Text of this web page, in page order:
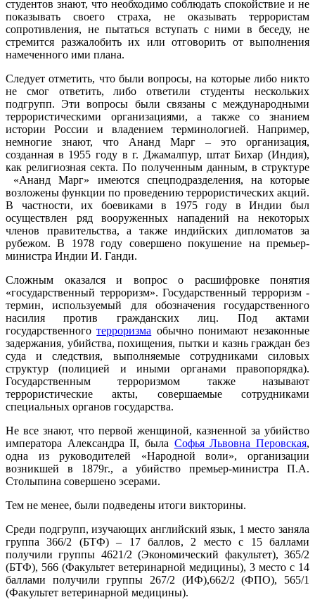
студентов знают, что необходимо соблюдать спокойствие и не
показывать своего страха, не оказывать террористам
сопротивления, не пытаться вступать с ними в беседу, не
стремится разжалобить их или отговорить от выполнения
намеченного ими плана.
Следует отметить, что были вопросы, на которые либо никто
не смог ответить, либо ответили студенты нескольких
подгрупп. Эти вопросы были связаны с международными
террористическими организациями, а также со знанием
истории России и владением терминологией. Например,
немногие знают, что Ананд Марг – это организация,
созданная в 1955 году в г. Джамалпур, штат Бихар (Индия),
как религиозная секта. По полученным данным, в структуре
«Ананд Марг» имеются спецподразделения, на которые
возложены функции по проведению террористических акций.
В частности, их боевиками в 1975 году в Индии был
осуществлен ряд вооруженных нападений на некоторых
членов правительства, а также индийских дипломатов за
рубежом. В 1978 году совершено покушение на премьер-
министра Индии И. Ганди.
Сложным оказался и вопрос о расшифровке понятия
«государственный терроризм». Государственный терроризм -
термин, используемый для обозначения государственного
насилия против гражданских лиц. Под актами
государственноготерроризма обычно понимают незаконные
задержания, убийства, похищения, пытки и казнь граждан без
суда и следствия, выполняемые сотрудниками силовых
структур (полицией и иными органами правопорядка).
Государственным терроризмом также называют
террористические акты, совершаемые сотрудниками
специальных органов государства.
Не все знают, что первой женщиной, казненной за убийство
императора Александра II, была Софья Львовна Перовская,
одна из руководителей «Народной воли», организации
возникшей в 1879г., а убийство премьер-министра П.А.
Столыпина совершено эсерами.
Тем не менее, были подведены итоги викторины.
Среди подгрупп, изучающих английский язык, 1 место заняла
группа 366/2 (БТФ) – 17 баллов, 2 место с 15 баллами
получили группы 4621/2 (Экономический факультет), 365/2
(БТФ), 566 (Факультет ветеринарной медицины), 3 место с 14
баллами получили группы 267/2 (ИФ),662/2 (ФПО), 565/1
(Факультет ветеринарной медицины).